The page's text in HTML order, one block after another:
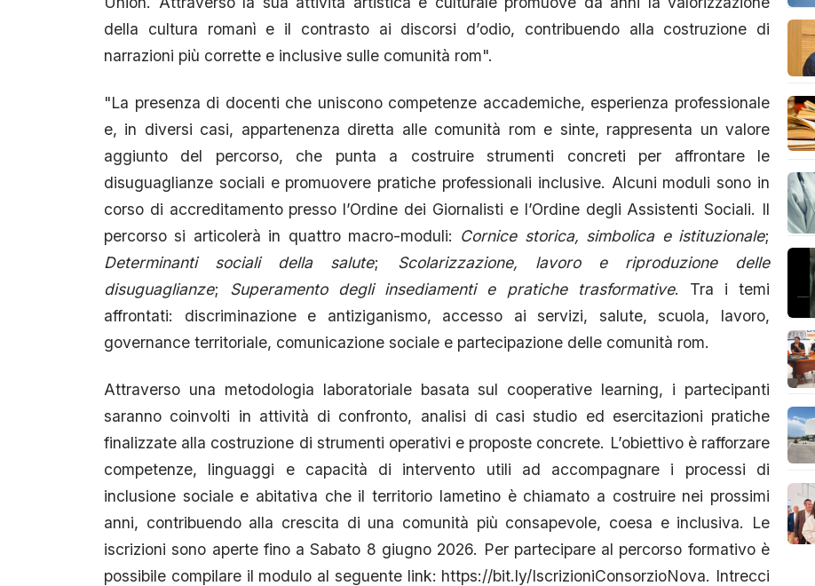
della cultura romanì e il contrasto ai discorsi d’odio, contribuendo alla costruzione di
narrazioni più corrette e inclusive sulle comunità rom".
"La presenza di docenti che uniscono competenze accademiche, esperienza professionale
e, in diversi casi, appartenenza diretta alle comunità rom e sinte, rappresenta un valore
aggiunto del percorso, che punta a costruire strumenti concreti per affrontare le
disuguaglianze sociali e promuovere pratiche professionali inclusive. Alcuni moduli sono in
corso di accreditamento presso l’Ordine dei Giornalisti e l’Ordine degli Assistenti Sociali. Il
percorso si articolerà in quattro macro-moduli: Cornice storica, simbolica e istituzionale;
Determinanti sociali della salute; Scolarizzazione, lavoro e riproduzione delle
disuguaglianze; Superamento degli insediamenti e pratiche trasformative. Tra i temi
affrontati: discriminazione e antiziganismo, accesso ai servizi, salute, scuola, lavoro,
governance territoriale, comunicazione sociale e partecipazione delle comunità rom.
Attraverso una metodologia laboratoriale basata sul cooperative learning, i partecipanti
saranno coinvolti in attività di confronto, analisi di casi studio ed esercitazioni pratiche
finalizzate alla costruzione di strumenti operativi e proposte concrete. L’obiettivo è rafforzare
competenze, linguaggi e capacità di intervento utili ad accompagnare i processi di
inclusione sociale e abitativa che il territorio lametino è chiamato a costruire nei prossimi
anni, contribuendo alla crescita di una comunità più consapevole, coesa e inclusiva. Le
iscrizioni sono aperte fino a Sabato 8 giugno 2026. Per partecipare al percorso formativo è
possibile compilare il modulo al seguente link: https://bit.ly/IscrizioniConsorzioNova. Intrecci